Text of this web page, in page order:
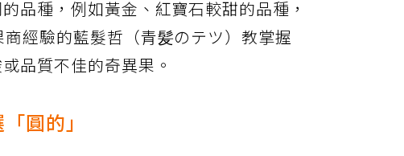
品種，例如黃金、紅寶石較甜的品種，
經驗的藍髮哲（青髪のテツ）教掌握
品質不佳的奇異果。
圓的」